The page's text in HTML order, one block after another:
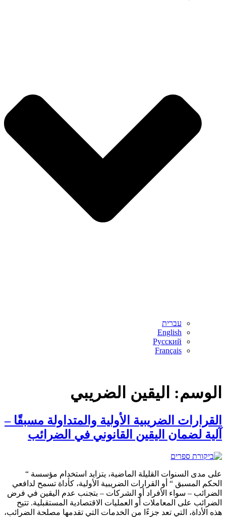
עברית
English
Русский
Français
الوسم: اليقين الضريبي
القرارات الضريبية الأولية والمتداولة مسبقًا –
آلية لضمان اليقين القانوني في الضرائب
على مدى السنوات القليلة الماضية، يتزايد استخدام مؤسسة “
الحكم المسبق “ أو القرارات الضريبية الأولية، كأداة تسمح لدافعي
الضرائب – سواء الأفراد أو الشركات – بتجنب عدم اليقين في فرض
الضرائب على المعاملات أو العمليات الاقتصادية المستقبلية. تتيح
هذه الأداة، التي تعد جزءًا من الخدمات التي تقدمها مصلحة الضرائب،